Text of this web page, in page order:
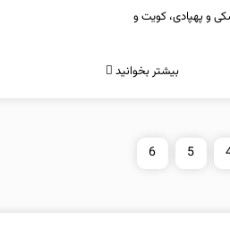
و پهپادی، کویت و
بیشتر بخوانید
5
6